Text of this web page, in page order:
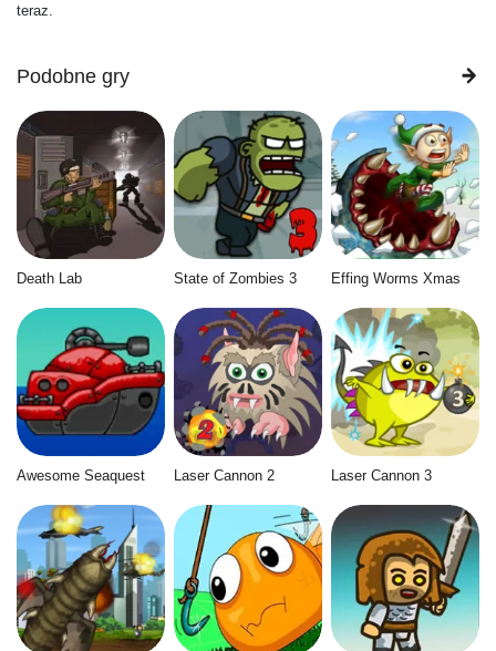
teraz.
Podobne gry
Death Lab State of Zombies 3 Effing Worms Xmas
Awesome Seaquest Laser Cannon 2 Laser Cannon 3